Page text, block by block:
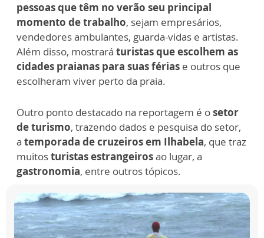
pessoas que têm no verão seu principal
momento de trabalho, sejam empresários,
vendedores ambulantes, guarda-vidas e artistas.
Além disso, mostrará turistas que escolhem as
cidades praianas para suas férias e outros que
escolheram viver perto da praia.
Outro ponto destacado na reportagem é osetor
de turismo, trazendo dados e pesquisa do setor,
a temporada de cruzeiros em Ilhabela, que traz
muitosturistas estrangeirosao lugar, a
gastronomia, entre outros tópicos.